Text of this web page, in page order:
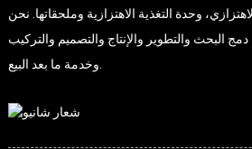
وحدة التغذية الاهتزازية وملحقاتها. نحن
البحث والتطوير والإنتاج والتصميم والتركيب